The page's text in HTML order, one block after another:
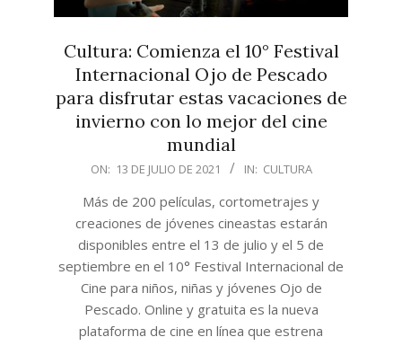
Cultura: Comienza el 10° Festival
Internacional Ojo de Pescado
para disfrutar estas vacaciones de
invierno con lo mejor del cine
mundial
ON: 13 DE JULIO DE 2021 IN: CULTURA
Más de 200 películas, cortometrajes y
creaciones de jóvenes cineastas estarán
disponibles entre el 13 de julio y el 5 de
septiembre en el 10° Festival Internacional de
Cine para niños, niñas y jóvenes Ojo de
Pescado. Online y gratuita es la nueva
plataforma de cine en línea que estrena